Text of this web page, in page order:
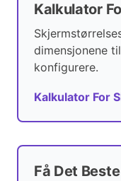
Kalkulator
dimensjonene
konfigurere.
Kalkulator For
Få Det